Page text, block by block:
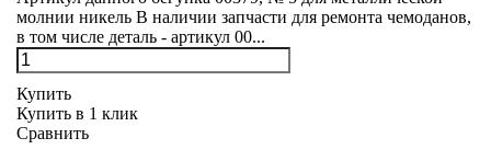
молнии никель В наличии запчасти для ремонта чемоданов,
в том числе деталь - артикул 00...
Купить
Купить в 1 клик
Сравнить